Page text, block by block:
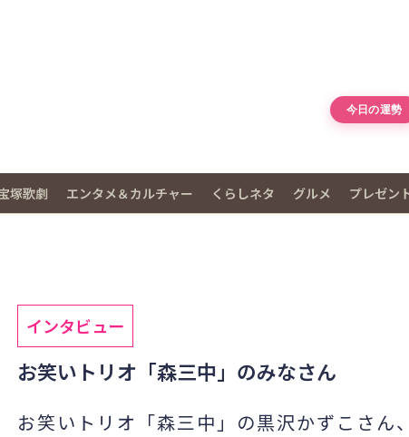
今日の運勢
塚歌劇 エンタメ＆カルチャー くらしネタ グルメ プレゼン
インタビュー
お笑いトリオ「森三中」のみなさん
お笑いトリオ「森三中」の黒沢かずこさん